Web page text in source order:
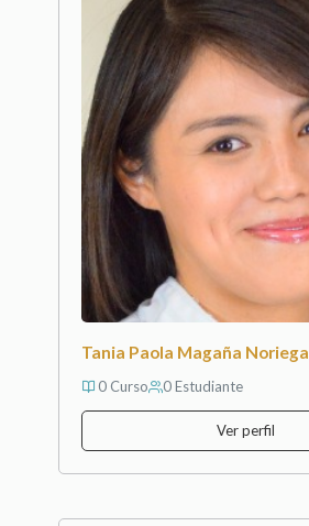
Tania Paola Magaña Noriega
0 Curso 0 Estudiante
Ver perfil